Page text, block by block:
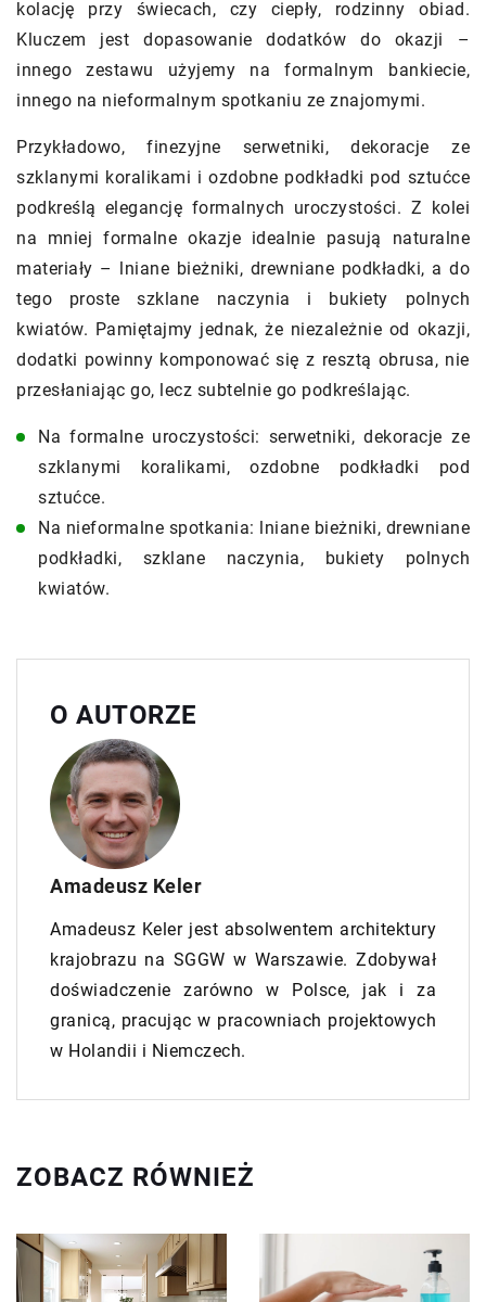
kolację przy świecach, czy ciepły, rodzinny obiad.
Kluczem jest dopasowanie dodatków do okazji –
innego zestawu użyjemy na formalnym bankiecie,
innego na nieformalnym spotkaniu ze znajomymi.
Przykładowo, finezyjne serwetniki, dekoracje ze
szklanymi koralikami i ozdobne podkładki pod sztućce
podkreślą elegancję formalnych uroczystości. Z kolei
na mniej formalne okazje idealnie pasują naturalne
materiały – lniane bieżniki, drewniane podkładki, a do
tego proste szklane naczynia i bukiety polnych
kwiatów. Pamiętajmy jednak, że niezależnie od okazji,
dodatki powinny komponować się z resztą obrusa, nie
przesłaniając go, lecz subtelnie go podkreślając.
Na formalne uroczystości: serwetniki, dekoracje ze
szklanymi koralikami, ozdobne podkładki pod
sztućce.
Na nieformalne spotkania: lniane bieżniki, drewniane
podkładki, szklane naczynia, bukiety polnych
kwiatów.
O AUTORZE
Amadeusz Keler
Amadeusz Keler jest absolwentem architektury
krajobrazu na SGGW w Warszawie. Zdobywał
doświadczenie zarówno w Polsce, jak i za
granicą, pracując w pracowniach projektowych
w Holandii i Niemczech.
ZOBACZ RÓWNIEŻ